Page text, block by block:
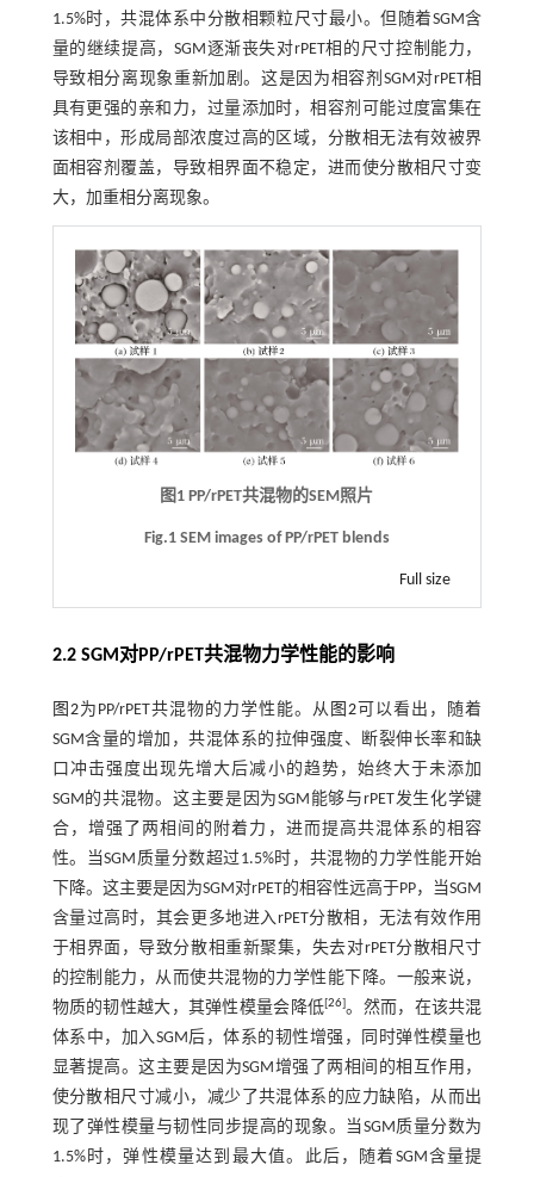
1.5%时，共混体系中分散相颗粒尺寸最小。但随着SGM含
量的继续提高，SGM逐渐丧失对rPET相的尺寸控制能力，
导致相分离现象重新加剧。这是因为相容剂SGM对rPET相
具有更强的亲和力，过量添加时，相容剂可能过度富集在
该相中，形成局部浓度过高的区域，分散相无法有效被界
面相容剂覆盖，导致相界面不稳定，进而使分散相尺寸变
大，加重相分离现象。
图1 PP/rPET共混物的SEM照片
Fig.1 SEM images of PP/rPET blends
Full size
2.2 SGM对PP/rPET共混物力学性能的影响
图2为PP/rPET共混物的力学性能。从 图2 可以看出，随着
SGM含量的增加，共混体系的拉伸强度、断裂伸长率和缺
口冲击强度出现先增大后减小的趋势，始终大于未添加
SGM的共混物。这主要是因为SGM能够与rPET发生化学键
合，增强了两相间的附着力，进而提高共混体系的相容
性。当SGM质量分数超过1.5%时，共混物的力学性能开始
下降。这主要是因为SGM对rPET的相容性远高于PP，当SGM
含量过高时，其会更多地进入rPET分散相，无法有效作用
于相界面，导致分散相重新聚集，失去对rPET分散相尺寸
的控制能力，从而使共混物的力学性能下降。一般来说，
物质的韧性越大，其弹性模量会降低[26]。然而，在该共混
体系中，加入SGM后，体系的韧性增强，同时弹性模量也
显著提高。这主要是因为SGM增强了两相间的相互作用，
使分散相尺寸减小，减少了共混体系的应力缺陷，从而出
现了弹性模量与韧性同步提高的现象。当SGM质量分数为
1.5%时，弹性模量达到最大值。此后，随着SGM含量提